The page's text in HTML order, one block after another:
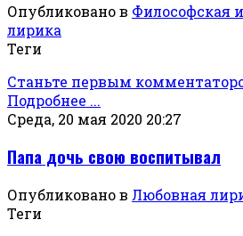
Опубликовано в Философская
лирика
Теги
Станьте первым
Подробнее ...
Среда, 20 мая 2020 20:27
Папа дочь свою воспитывал
Опубликовано в Любовная
Теги